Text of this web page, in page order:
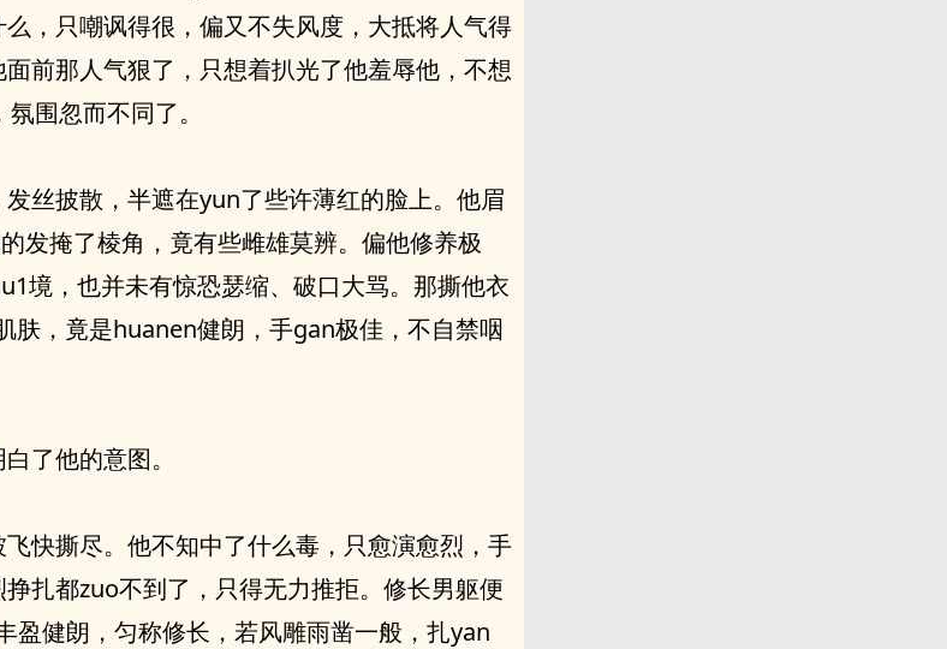
，只嘲讽得很，偏又不失风度，大抵将人气得
前那人气狠了，只想着扒光了他羞辱他，不想
围忽而不同了。
丝披散，半遮在yun了些许薄红的脸上。他眉
发掩了棱角，竟有些雌雄莫辨。偏他修养极
境，也并未有惊恐瑟缩、破口大骂。那撕他衣
肤，竟是huanen健朗，手gan极佳，不自禁咽
了他的意图。
快撕尽。他不知中了什么毒，只愈演愈烈，手
扎都zuo不到了，只得无力推拒。修长男躯便
盈健朗，匀称修长，若风雕雨凿一般，扎yan